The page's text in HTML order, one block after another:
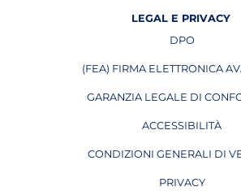
LEGAL E PRIVACY
DPO
APRE IN
(FEA) FIRMA ELETTRONICA
APRE IN
GARANZIA LEGALE DI
ACCESSIBILITÀ
CONDIZIONI GENERALI DI
PRIVACY